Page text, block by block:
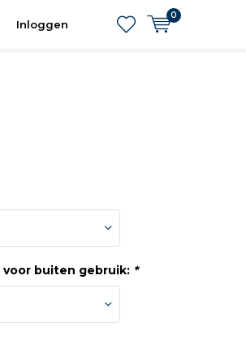
Inloggen
0
buiten gebruik: *